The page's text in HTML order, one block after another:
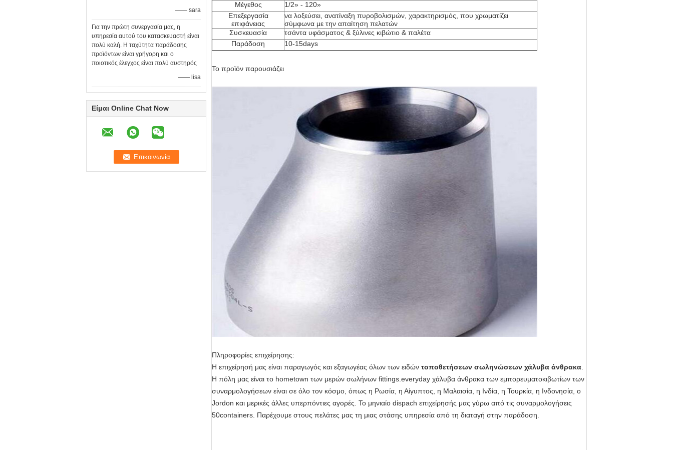
—— sara
Για την πρώτη συνεργασία μας, η
υπηρεσία αυτού του κατασκευαστή είναι
πολύ καλή. Η ταχύτητα παράδοσης
προϊόντων είναι γρήγορη και ο
ποιοτικός έλεγχος είναι πολύ αυστηρός
—— lisa
Είμαι Online Chat Now
Μέγεθος
1/2» - 120»
Επεξεργασία
επιφάνειας
να λοξεύσει, ανατίναξη πυροβολισμών, χαρακτηρισμός, που χρωματίζει
σύμφωνα με την απαίτηση πελατών
Συσκευασία
τσάντα υφάσματος & ξύλινες κιβώτιο & παλέτα
Παράδοση
10-15days
Το προϊόν παρουσιάζει
Πληροφορίες επιχείρησης:
Η επιχείρησή μας είναι παραγωγός και εξαγωγέας όλων των ειδών τοποθετήσεων σωληνώσεων χάλυβα άνθρακα
Η πόλη μας είναι το hometown των μερών σωλήνων fittings.everyday χάλυβα άνθρακα των εμπορευματοκιβωτίων των
συναρμολογήσεων είναι σε όλο τον κόσμο, όπως η Ρωσία, η Αίγυπτος, η Μαλαισία, η Ινδία, η Τουρκία, η Ινδονησία, ο
Jordon και μερικές άλλες υπερπόντιες αγορές. Το μηνιαίο dispach επιχείρησής μας γύρω από τις συναρμολογήσεις
50containers. Παρέχουμε στους πελάτες μας τη μιας στάσης υπηρεσία από τη διαταγή στην παράδοση.